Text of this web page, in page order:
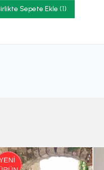
Sepete Ekle (1)